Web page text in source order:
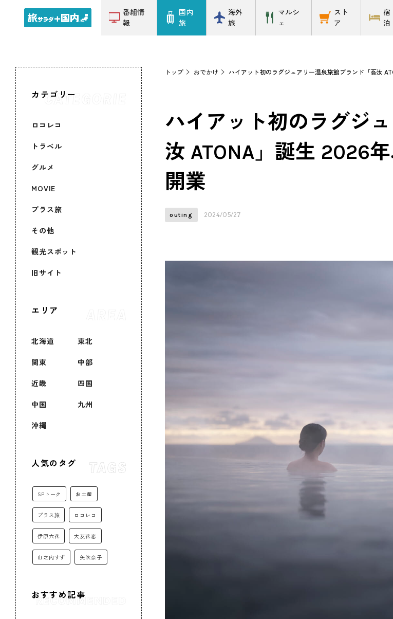
番組情
報
国内
旅
海外
旅
マルシ
ェ
スト
ア
宿
泊
カテゴリー
ロコレコ
トラベル
グルメ
MOVIE
プラス旅
その他
観光スポット
旧サイト
エリア
北海道 東北
関東 中部
近畿 四国
中国 九州
沖縄
人気のタグ
SPトーク お土産
プラス旅 ロコレコ
伊原六花 大友花恋
山之内すず 矢吹奈子
おすすめ記事
トップ おでかけ ハイアット初のラグジュアリー温泉旅館ブランド「吾汝
ハイアット初のラグジ
汝 ATONA」誕生 2026
開業
outing 2024/05/27